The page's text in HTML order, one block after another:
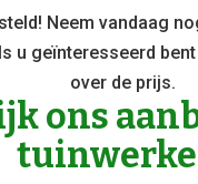
Neem vandaag
u geïnteresseerd
over de prijs.
ons